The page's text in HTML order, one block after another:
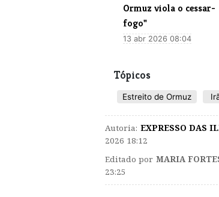
Ormuz viola o cessar-
fogo"
13 abr 2026 08:04
Tópicos
Estreito de Ormuz
Autoria: EXPRESSO DAS
2026 18:12
Editado por MARIA
23:25